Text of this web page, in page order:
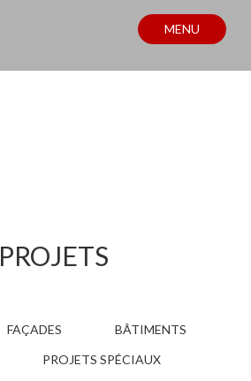
MENU
PROJETS
FAÇADES
BÂTIMENTS
PROJETS SPÉCIAUX